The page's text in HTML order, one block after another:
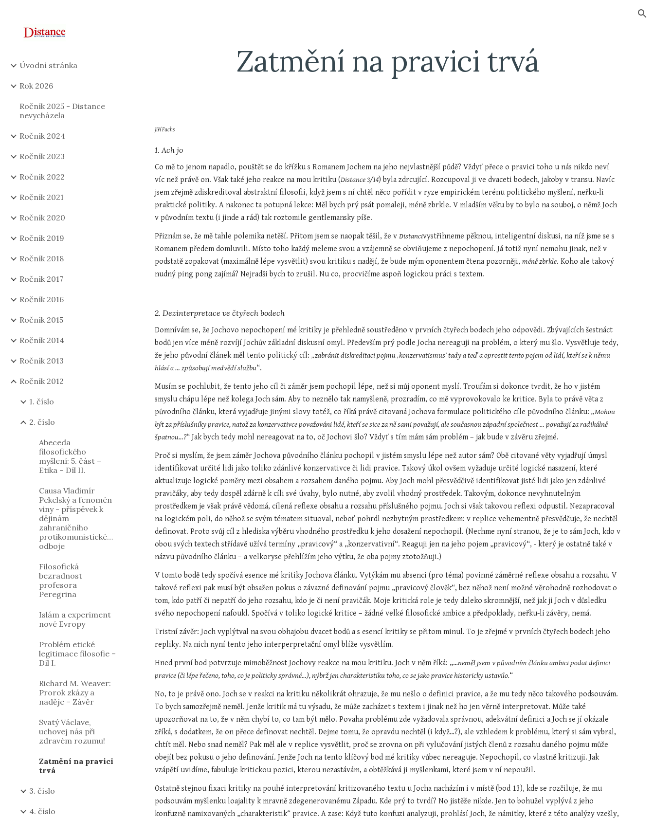
Úvodní stránka
Rok 2026
Ročník 2025 - Distance
nevycházela
Ročník 2024
Ročník 2023
Ročník 2022
Ročník 2021
Ročník 2020
Ročník 2019
Ročník 2018
Ročník 2017
Ročník 2016
Ročník 2015
Ročník 2014
Ročník 2013
Ročník 2012
1. číslo
2. číslo
Abeceda
filosofického
myšlení: 5. část –
Etika – Díl II.
Causa Vladimír
Pekelský a fenomén
viny - příspěvek k
dějinám
zahraničního
protikomunistického
odboje
Filosofická
bezradnost
profesora
Peregrina
Islám a experiment
nové Evropy
Problém etické
legitimace filosofie –
Díl I.
Richard M. Weaver:
Prorok zkázy a
naděje – Závěr
Svatý Václave,
uchovej nás při
zdravém rozumu!
Zatmění na pravici
trvá
3. číslo
4. číslo
Zatmění na pravici trvá
Jiří Fuchs
1. Ach jo
Co mě to jenom napadlo, pouštět se do křížku s Romanem Jochem na jeho nejvlastnější půdě? Vždyť přece o pravici toho u nás nikdo neví
víc než právě on. Však také jeho reakce na mou kritiku (Distance 3/14) byla zdrcující. Rozcupoval ji ve dvaceti bodech, jakoby v transu. Navíc
jsem zřejmě zdiskreditoval abstraktní filosofii, když jsem s ní chtěl něco pořídit v ryze empirickém terénu politického myšlení, neřku-li
praktické politiky. A nakonec ta potupná lekce: Měl bych prý psát pomaleji, méně zbrkle. V mladším věku by to bylo na souboj, o němž Joch
v původním textu (i jinde a rád) tak roztomile gentlemansky píše.
Přiznám se, že mě tahle polemika netěší. Přitom jsem se naopak těšil, že v Distancivystřihneme pěknou, inteligentní diskusi, na níž jsme se s
Romanem předem domluvili. Místo toho každý meleme svou a vzájemně se obviňujeme z nepochopení. Já totiž nyní nemohu jinak, než v
podstatě zopakovat (maximálně lépe vysvětlit) svou kritiku s nadějí, že bude mým oponentem čtena pozorněji, méně zbrkle. Koho ale takový
nudný ping pong zajímá? Nejradši bych to zrušil. Nu co, procvičíme aspoň logickou práci s textem.
2. Dezinterpretace ve čtyřech bodech
Domnívám se, že Jochovo nepochopení mé kritiky je přehledně soustředěno v prvních čtyřech bodech jeho odpovědi. Zbývajících šestnáct
bodů jen více méně rozvíjí Jochův základní diskusní omyl. Především prý podle Jocha nereaguji na problém, o který mu šlo. Vysvětluje tedy,
že jeho původní článek měl tento politický cíl: „zabránit diskreditaci pojmu ‚konzervatismus‘ tady a teď a oprostit tento pojem od lidí, kteří se k němu
hlásí a … způsobují medvědí službu“.
Musím se pochlubit, že tento jeho cíl či záměr jsem pochopil lépe, než si můj oponent myslí. Troufám si dokonce tvrdit, že ho v jistém
smyslu chápu lépe než kolega Joch sám. Aby to neznělo tak namyšleně, prozradím, co mě vyprovokovalo ke kritice. Byla to právě věta z
původního článku, která vyjadřuje jinými slovy totéž, co říká právě citovaná Jochova formulace politického cíle původního článku: „Mohou
být za příslušníky pravice, natož za konzervativce považováni lidé, kteří se sice za ně sami považují, ale současnou západní společnost … považují za radikálně
špatnou…?“ Jak bych tedy mohl nereagovat na to, oč Jochovi šlo? Vždyť s tím mám sám problém – jak bude v závěru zřejmé.
Proč si myslím, že jsem záměr Jochova původního článku pochopil v jistém smyslu lépe než autor sám? Obě citované věty vyjadřují úmysl
identifikovat určité lidi jako toliko zdánlivé konzervativce či lidi pravice. Takový úkol ovšem vyžaduje určité logické nasazení, které
aktualizuje logické poměry mezi obsahem a rozsahem daného pojmu. Aby Joch mohl přesvědčivě identifikovat jisté lidi jako jen zdánlivé
pravičáky, aby tedy dospěl zdárně k cíli své úvahy, bylo nutné, aby zvolil vhodný prostředek. Takovým, dokonce nevyhnutelným
prostředkem je však právě vědomá, cílená reflexe obsahu a rozsahu příslušného pojmu. Joch si však takovou reflexi odpustil. Nezapracoval
na logickém poli, do něhož se svým tématem situoval, neboť pohrdl nezbytným prostředkem: v replice vehementně přesvědčuje, že nechtěl
definovat. Proto svůj cíl z hlediska výběru vhodného prostředku k jeho dosažení nepochopil. (Nechme nyní stranou, že je to sám Joch, kdo v
obou svých textech střídavě užívá termíny „pravicový“ a „konzervativní“. Reaguji jen na jeho pojem „pravicový“, - který je ostatně také v
názvu původního článku – a velkoryse přehlížím jeho výtku, že oba pojmy ztotožňuji.)
V tomto bodě tedy spočívá esence mé kritiky Jochova článku. Vytýkám mu absenci (pro téma) povinné záměrné reflexe obsahu a rozsahu. V
takové reflexi pak musí být obsažen pokus o závazné definování pojmu „pravicový člověk“, bez něhož není možné věrohodně rozhodovat o
tom, kdo patří či nepatří do jeho rozsahu, kdo je či není pravičák. Moje kritická role je tedy daleko skromnější, než jak ji Joch v důsledku
svého nepochopení nafoukl. Spočívá v toliko logické kritice – žádné velké filosofické ambice a předpoklady, neřku-li závěry, nemá.
Tristní závěr: Joch vyplýtval na svou obhajobu dvacet bodů a s esencí kritiky se přitom minul. To je zřejmé v prvních čtyřech bodech jeho
repliky. Na nich nyní tento jeho interperpretační omyl blíže vysvětlím.
Hned první bod potvrzuje mimoběžnost Jochovy reakce na mou kritiku. Joch v něm říká: „…neměl jsem v původním článku ambici podat definici
pravice (či lépe řečeno, toho, co je politicky správné…), nýbrž jen charakteristiku toho, co se jako pravice historicky ustavilo.“
No, to je právě ono. Joch se v reakci na kritiku několikrát ohrazuje, že mu nešlo o definici pravice, a že mu tedy něco takového podsouvám.
To bych samozřejmě neměl. Jenže kritik má tu výsadu, že může zacházet s textem i jinak než ho jen věrně interpretovat. Může také
upozorňovat na to, že v něm chybí to, co tam být mělo. Povaha problému zde vyžadovala správnou, adekvátní definici a Joch se jí okázale
zříká, s dodatkem, že on přece definovat nechtěl. Dejme tomu, že opravdu nechtěl (i když…?), ale vzhledem k problému, který si sám vybral,
chtít měl. Nebo snad neměl? Pak měl ale v replice vysvětlit, proč se zrovna on při vylučování jistých členů z rozsahu daného pojmu může
obejít bez pokusu o jeho definování. Jenže Joch na tento klíčový bod mé kritiky vůbec nereaguje. Nepochopil, co vlastně kritizuji. Jak
vzápětí uvidíme, fabuluje kritickou pozici, kterou nezastávám, a obtěžkává ji myšlenkami, které jsem v ní nepoužil.
Ostatně stejnou fixaci kritiky na pouhé interpretování kritizovaného textu u Jocha nacházím i v místě (bod 13), kde se rozčiluje, že mu
podsouvám myšlenku loajality k mravně zdegenerovanému Západu. Kde prý to tvrdí? No jistěže nikde. Jen to bohužel vyplývá z jeho
konfuzně namixovaných „charakteristik“ pravice. A zase: Když tuto konfuzi analyzuji, prohlásí Joch, že námitky, které z této analýzy vzešly,